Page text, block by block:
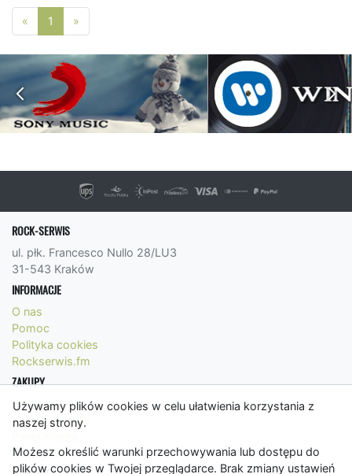
Używamy plików cookies w celu ułatwienia korzystania z
naszej strony.
Możesz określić warunki przechowywania lub dostępu do
plików cookies w Twojej przeglądarce. Brak zmiany ustawień
« Poprzednia strona
1 »
ROCK-SERWIS
ul. płk. Francesco Nullo 28/LU3
31-543 Kraków
INFORMACJE
O nas
Pomoc
Polityka cookies
Rockserwis.fm
ZAKUPY
Formy płatności
Koszty wysyłki
Regulamin